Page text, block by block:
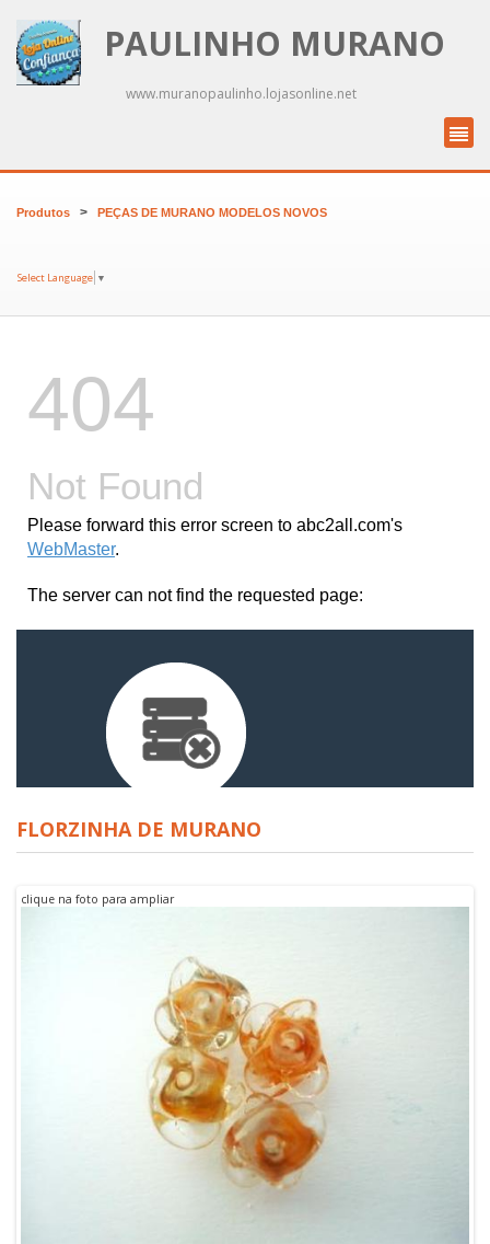
PAULINHO MURANO
www.muranopaulinho.lojasonline.net
Produtos > PEÇAS DE MURANO MODELOS NOVOS
Select Language ▼
FLORZINHA DE MURANO
clique na foto para ampliar